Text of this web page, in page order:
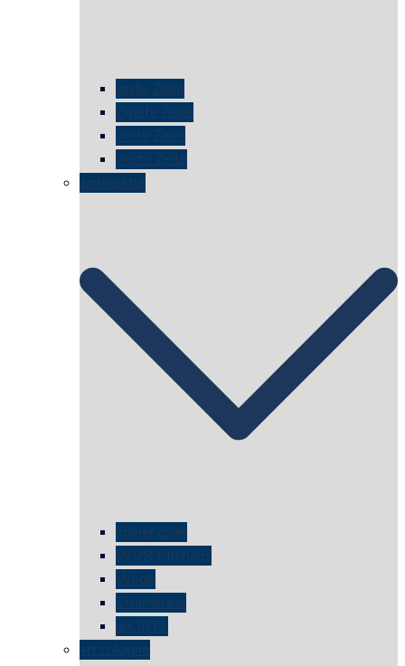
erste Zelle
zweite Zelle
dritte Zelle
vierte Zelle
architektur
kölner oper
WDR Filmhaus
Wege
Strandhaus
unORTE
art cologne